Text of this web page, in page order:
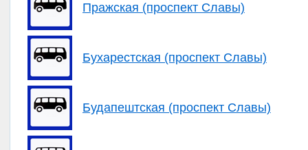
Пражская (проспект Славы)
Бухарестская (проспект Славы)
Будапештская (проспект Славы)